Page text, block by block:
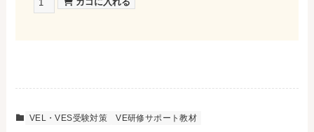
VEL・VES受験対策 VE研修サポート教材